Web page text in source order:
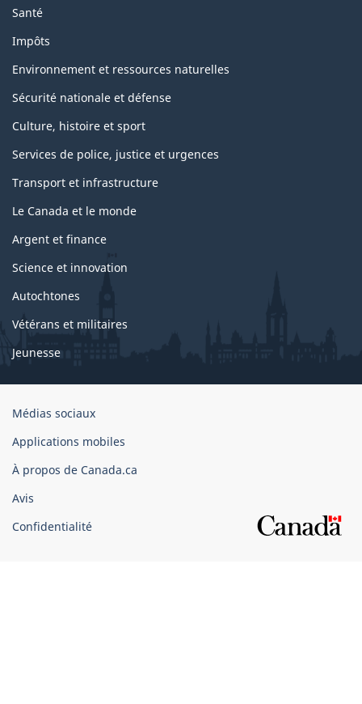
Santé
Impôts
Environnement et ressources naturelles
Sécurité nationale et défense
Culture, histoire et sport
Services de police, justice et urgences
Transport et infrastructure
Le Canada et le monde
Argent et finance
Science et innovation
Autochtones
Vétérans et militaires
Jeunesse
Organisation
gouvernement
du
Canada
Médias sociaux
Applications mobiles
À propos de Canada.ca
Avis
Confidentialité